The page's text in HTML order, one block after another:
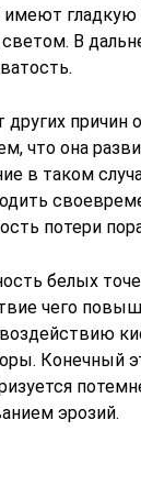
имеют гладкую
светом. В
других причин
что она
в таком
потери
белых
чего
Конечный
эрозий.